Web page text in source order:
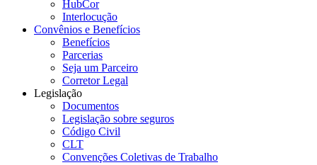
HubCor
Interlocução
Convênios e Benefícios
Benefícios
Parcerias
Seja um Parceiro
Corretor Legal
Legislação
Documentos
Legislação sobre seguros
Código Civil
CLT
Convenções Coletivas de Trabalho